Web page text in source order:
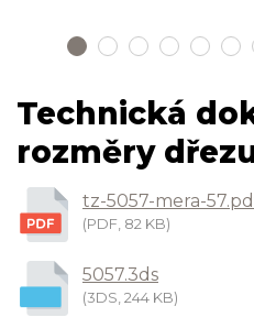
Technická
rozměry
tz-5057-mera-
(PDF, 82 KB)
5057.3ds
(3DS, 244 KB)